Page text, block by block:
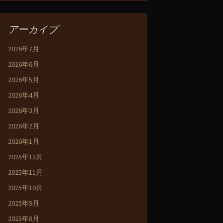
アーカイブ
2026年7月
2026年6月
2026年5月
2026年4月
2026年3月
2026年2月
2026年1月
2025年12月
2025年11月
2025年10月
2025年9月
2025年8月